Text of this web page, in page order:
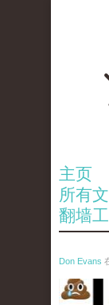
主页
所有
翻墙
Don Evans